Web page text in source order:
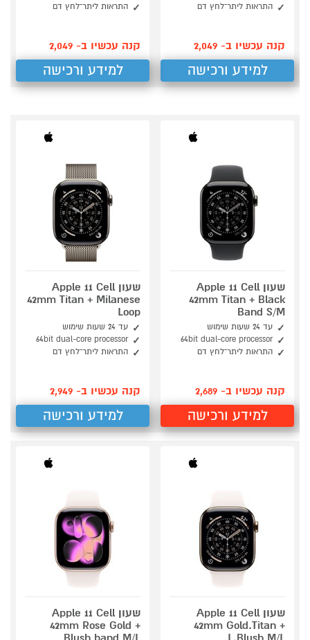
התראות ליתר־לחץ דם
קנה עכשיו ב- 2,049
למידע ורכישה
התראות ליתר־לחץ דם
קנה עכשיו ב- 2,049
למידע ורכישה
שעון Apple 11 Cell
42mm Titan + Black
Band S/M
עד 24 שעות שימוש
64bit dual-core processor
התראות ליתר־לחץ דם
קנה עכשיו ב- 2,689
למידע ורכישה
שעון Apple 11 Cell
42mm Titan + Milanese
Loop
עד 24 שעות שימוש
64bit dual-core processor
התראות ליתר־לחץ דם
קנה עכשיו ב- 2,949
למידע ורכישה
שעון Apple 11 Cell
42mm Gold.Titan +
שעון Apple 11 Cell
42mm Rose Gold +